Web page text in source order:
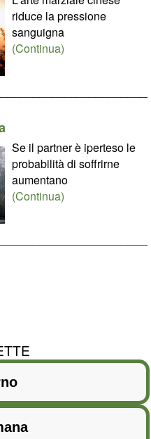
riduce la pressione
sanguigna
(Continua)
Se il partner è iperteso le
probabilità di soffrirne
aumentano
(Continua)